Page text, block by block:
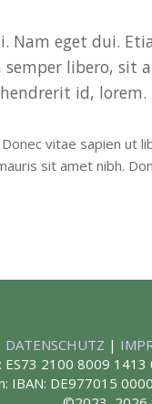
eget dui.
libero, sit
id, lorem.
vitae sapien ut
sit amet nibh.
DATENSCHUTZ |
ES73 2100 8009 1413
IBAN: DE977015